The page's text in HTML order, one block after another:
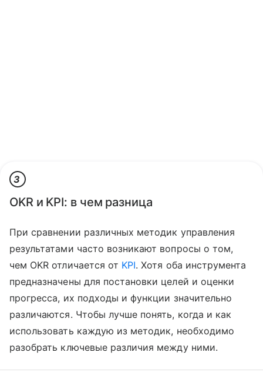
3
OKR и KPI: в чем разница
При сравнении различных методик управления
результатами часто возникают вопросы о том,
чем OKR отличается от KPI. Хотя оба инструмента
предназначены для постановки целей и оценки
прогресса, их подходы и функции значительно
различаются. Чтобы лучше понять, когда и как
использовать каждую из методик, необходимо
разобрать ключевые различия между ними.